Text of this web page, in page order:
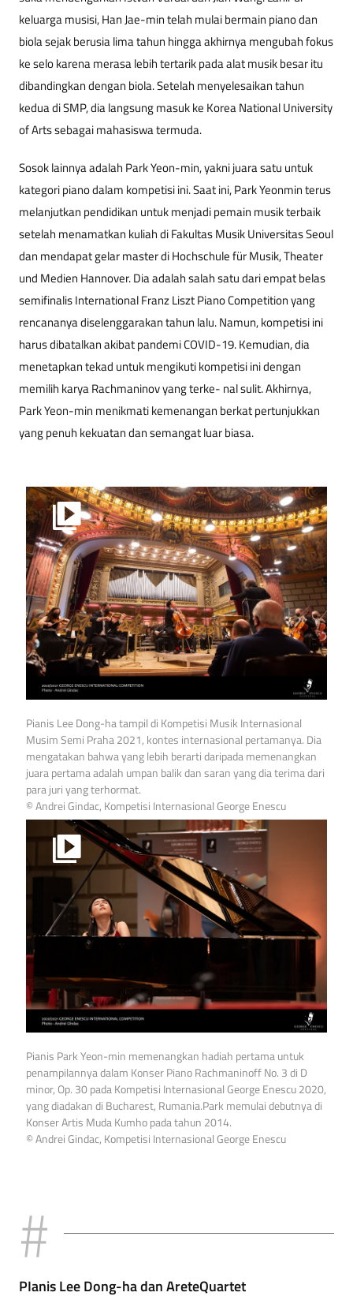
keluarga musisi, Han Jae-min telah mulai bermain piano dan
biola sejak berusia lima tahun hingga akhirnya mengubah fokus
ke selo karena merasa lebih tertarik pada alat musik besar itu
dibandingkan dengan biola. Setelah menyelesaikan tahun
kedua di SMP, dia langsung masuk ke Korea National University
of Arts sebagai mahasiswa termuda.
Sosok lainnya adalah Park Yeon-min, yakni juara satu untuk
kategori piano dalam kompetisi ini. Saat ini, Park Yeonmin terus
melanjutkan pendidikan untuk menjadi pemain musik terbaik
setelah menamatkan kuliah di Fakultas Musik Universitas Seoul
dan mendapat gelar master di Hochschule für Musik, Theater
und Medien Hannover. Dia adalah salah satu dari empat belas
semifinalis International Franz Liszt Piano Competition yang
rencananya diselenggarakan tahun lalu. Namun, kompetisi ini
harus dibatalkan akibat pandemi COVID-19. Kemudian, dia
menetapkan tekad untuk mengikuti kompetisi ini dengan
memilih karya Rachmaninov yang terke- nal sulit. Akhirnya,
Park Yeon-min menikmati kemenangan berkat pertunjukkan
yang penuh kekuatan dan semangat luar biasa.
Pianis Lee Dong-ha tampil di Kompetisi Musik Internasional
Musim Semi Praha 2021, kontes internasional pertamanya. Dia
mengatakan bahwa yang lebih berarti daripada memenangkan
juara pertama adalah umpan balik dan saran yang dia terima dari
para juri yang terhormat.
© Andrei Gindac, Kompetisi Internasional George Enescu
Pianis Park Yeon-min memenangkan hadiah pertama untuk
penampilannya dalam Konser Piano Rachmaninoff No. 3 di D
minor, Op. 30 pada Kompetisi Internasional George Enescu 2020,
yang diadakan di Bucharest, Rumania.Park memulai debutnya di
Konser Artis Muda Kumho pada tahun 2014.
© Andrei Gindac, Kompetisi Internasional George Enescu
PIanis Lee Dong-ha dan AreteQuartet